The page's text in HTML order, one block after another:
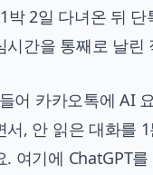
박 2일 다녀온 뒤 단
시간을 통째로 날린
어 카카오톡에 AI
서, 안 읽은 대화를
. 여기에 ChatGPT